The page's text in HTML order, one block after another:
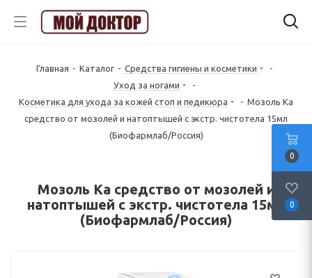
Главная - Каталог - Средства гигиены и косметики
-
Уход за ногами
-
Косметика для ухода за кожей стоп и педикюра
- Мозоль Ка
средство от мозолей и натоптышей с экстр. чистотела 15мл
(Биофармлаб/Россия)
Мозоль Ка средство от мозолей и
натоптышей с экстр. чистотела 15мл
(Биофармлаб/Россия)
0
0